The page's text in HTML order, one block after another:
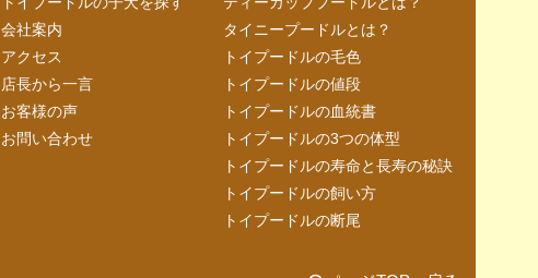
会社案内
アクセス
店長から一言
お客様の声
お問い合わせ
タイニープードルとは？
トイプードルの毛色
トイプードルの値段
トイプードルの血統書
トイプードルの3つの体型
トイプードルの寿命と長寿の秘訣
トイプードルの飼い方
トイプードルの断尾